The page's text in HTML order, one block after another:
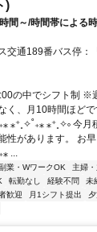
)
間～/時間帯による
交通189番バス停：
の中でシフト制 ※
、⽉10時間ほどで
⁎⁺˳✧˚₊⁎ ⁎⁺˳✧༚ 今
性があります。 お
...
業・WワークOK 主婦
転勤なし 経験不問 未
歓迎 月1シフト提出